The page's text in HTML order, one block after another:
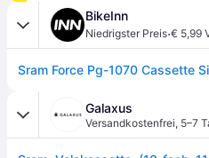
BikeInn
Niedrigster Preis·€ 5,99
Sram Force Pg-1070 Cassette
Galaxus
Versandkostenfrei, 5–7